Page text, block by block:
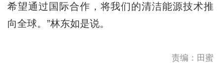
希望通过国际合作，将我们的清洁能源技术推
向全球。”林东如是说。
责编：田蜜